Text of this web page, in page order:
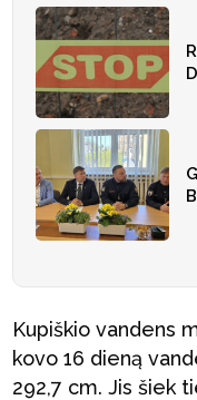
Kupiškio vandens
kovo 16 dieną
292,7 cm. Jis šiek